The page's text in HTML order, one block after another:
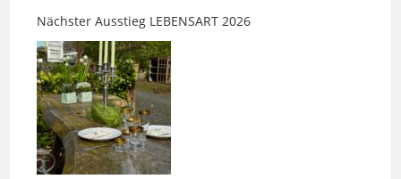
Nächster Ausstieg LEBENSART im Möbel-Bahnhof –